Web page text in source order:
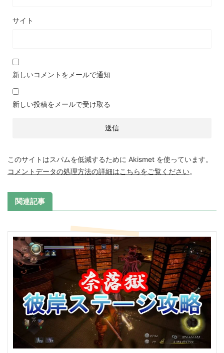
サイト
新しいコメントをメールで通知
新しい投稿をメールで受け取る
このサイトはスパムを低減するために Akismet を使っています。
コメントデータの処理方法の詳細はこちらをご覧ください。
関連記事